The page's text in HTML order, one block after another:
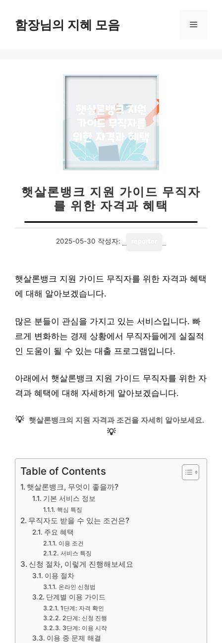
함장님의 지혜 모음 메
햇살론뱅크 지원 가이드 무직자
를 위한 자격과 혜택
2025-05-30 작성자:
햇살론뱅크 지원 가이드 무직자를 위한 자격과 혜택
에 대해 알아보겠습니다.
많은 분들이 관심을 가지고 있는 서비스입니다. 빠
르게 변화하는 경제 상황에서 무직자들에게 실질적
인 도움이 될 수 있는 대출 프로그램입니다.
아래에서 햇살론뱅크 지원 가이드 무직자를 위한 자
격과 혜택에 대해 자세하게 알아보겠습니다.
💡 햇살론뱅크의 지원 자격과 조건을 자세히 알아보세요.
💡
Table of Contents
햇살론뱅크, 무엇이 좋을까?
기본 서비스 정보
핵심 특징
무직자도 받을 수 있는 조건은?
주요 혜택
이용 조건
서비스 특징
신청 절차, 이렇게 진행해보세요
이용 절차
온라인 신청법
단계별 이용 가이드
1단계: 자격 확인
2단계: 신청 진행
3단계: 이용 시작
이용 중 문제 해결